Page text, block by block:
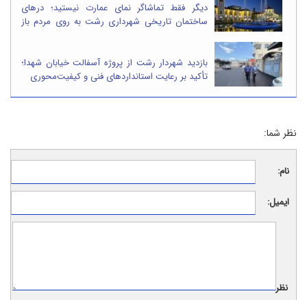
دیگر فقط تماشاگر نمای عمارت نیستید؛ درهای
ساختمان تاریخی شهرداری رشت به روی مردم باز
بازدید شهردار رشت از پروژه آسفالت خیابان شهدا؛
تأکید بر رعایت استانداردهای فنی و کیفیت‌محوری
نظر شما:
نام:
ایمیل:
نظر: